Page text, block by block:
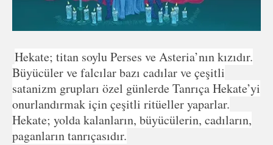
Hekate; titan soylu Perses ve Asteria’nın kızıdır.
Büyücüler ve falcılar bazı cadılar ve çeşitli
satanizm grupları özel günlerde Tanrıça Hekate’yi
onurlandırmak için çeşitli ritüeller yaparlar.
Hekate; yolda kalanların, büyücülerin, cadıların,
paganların tanrıçasıdır.